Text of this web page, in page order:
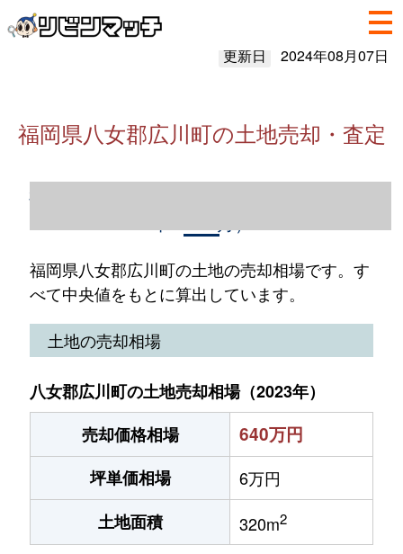
更新日 2024年08月07日
福岡県八女郡広川町の土地売却・査定
福岡県八女郡広川町の土地売却情報（2023
福岡県八女郡広川町の土地の売却相場です。す
べて中央値をもとに算出しています。
土地の売却相場
八女郡広川町の土地売却相場（2023年）
売却価格相場
640万円
坪単価相場
6万円
土地面積
320m2